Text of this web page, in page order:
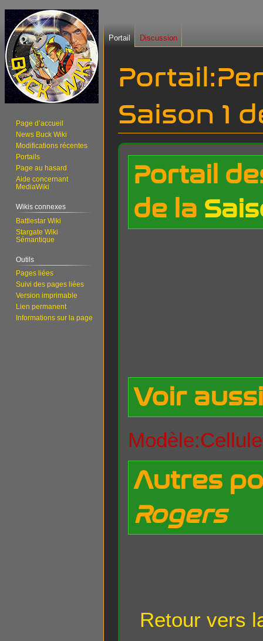
Portail:
Saison 1
Aller
Aller
Portail
de la
Voir
Autres
Rogers
Retour vers
Portail Discussion
Page d’accueil
News Buck Wiki
Modifications récentes
Portails
Page au hasard
Aide concernant
MediaWiki
Wikis connexes
Battlestar Wiki
Stargate Wiki
Sémantique
Outils
Pages liées
Suivi des pages liées
Version imprimable
Lien permanent
Informations sur la page